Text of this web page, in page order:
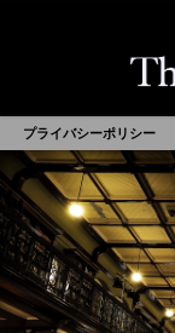
プライバシーポリシー